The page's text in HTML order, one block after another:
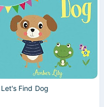
Let's Find Dog